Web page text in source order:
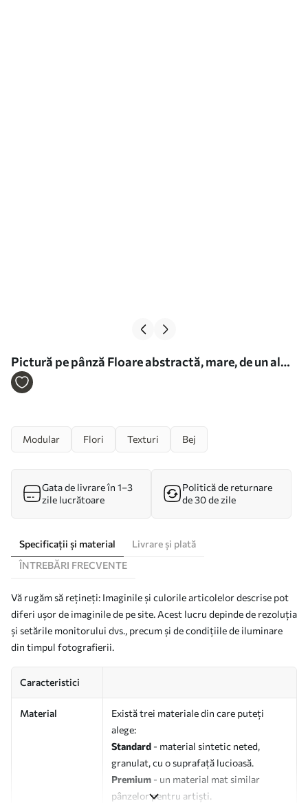
Pictură pe pânză Floare abstractă, mare, de un alb
cremos, cu petale delicate, dispuse în straturi Nr
Modular Flori Texturi Bej
Gata de livrare în 1–3
zile lucrătoare
Politică de returnare
de 30 de zile
Specificații și material
Livrare și plată
ÎNTREBĂRI FRECVENTE
Vă rugăm să rețineți: Imaginile și culorile articolelor descrise pot
diferi ușor de imaginile de pe site. Acest lucru depinde de rezoluția
și setările monitorului dvs., precum și de condițiile de iluminare
din timpul fotografierii.
Caracteristici
Material
Există trei materiale din care puteți
alege:
Standard - material sintetic neted,
granulat, cu o suprafață lucioasă.
Premium - un material mat similar
pânzelor pentru artiști.